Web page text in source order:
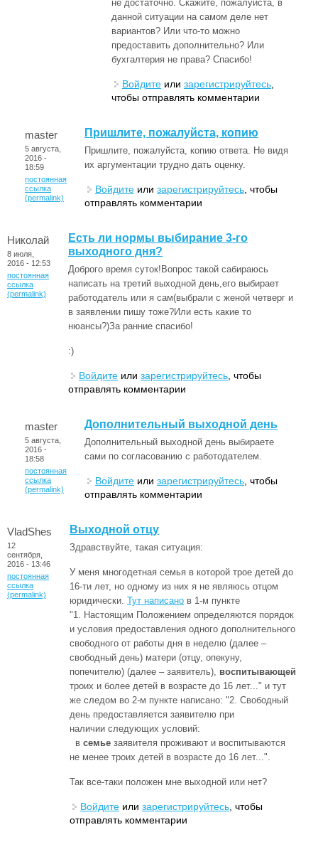
не достаточно. Скажите, пожалуйста, в
данной ситуации на самом деле нет
вариантов? Или что-то можно
предоставить дополнительно? Или
бухгалтерия не права? Спасибо!
Войдите или зарегистрируйтесь
чтобы отправлять комментарии
master
5 августа,
2016 -
18:59
постоянная
ссылка
(permalink)
Пришлите, пожалуйста, копию
Пришлите, пожалуйста, копию ответа. Не видя
их аргументации трудно дать оценку.
Войдите или зарегистрируйтесь , чтобы
отправлять комментарии
Николай
8 июля,
2016 - 12:53
постоянная
ссылка
(permalink)
Есть ли нормы выбирание 3-го
выходного дня?
Доброго время суток!Вопрос такой сабираюсь
написать на третий выходной день,его выбирает
работодатель или я сам(выбрали с женой четверг и
в заявлении пишу тоже?Или есть какие то
нюансы?)За ранние спасибо!
:)
Войдите или зарегистрируйтесь , чтобы
отправлять комментарии
master
5 августа,
2016 -
18:58
постоянная
ссылка
(permalink)
Дополнительный выходной день
Дополнительный выходной день выбираете
сами по согласованию с работодателем.
Войдите или зарегистрируйтесь , чтобы
отправлять комментарии
VladShes
12
сентября,
2016 - 13:46
постоянная
ссылка
(permalink)
Выходной отцу
Здравствуйте, такая ситуация:
У меня многодетная семья в которой трое детей до
16-ти лет, но одному из них я не являюсь отцом
юридически. Тут написано в 1-м пункте
"1. Настоящим Положением определяются порядок
и условия предоставления одного дополнительного
свободного от работы дня в неделю (далее –
свободный день) матери (отцу, опекуну,
попечителю) (далее – заявитель), воспитывающей
троих и более детей в возрасте до 16 лет..." и тут
же следом во 2-м пункте написано: "2. Свободный
день предоставляется заявителю при
наличии следующих условий:
в семье заявителя проживают и воспитываются
не менее троих детей в возрасте до 16 лет...".
Так все-таки положен мне выходной или нет?
Войдите или зарегистрируйтесь , чтобы
отправлять комментарии